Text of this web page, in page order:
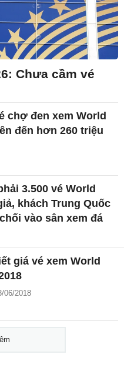
Chưa cầm vé
chợ đen xem World
đến hơn 260 triệu
3.500 vé World
khách Trung Quốc
vào sân xem đá
giá vé xem World
06/2018